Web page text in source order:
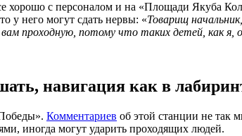
хорошо с персоналом и на «Площади Якуба
у него могут сдать нервы: «Товарищ
проходную, потому что таких детей, как я,
навигация как в
Комментариев об этой станции не так
иногда могут ударить проходящих людей.